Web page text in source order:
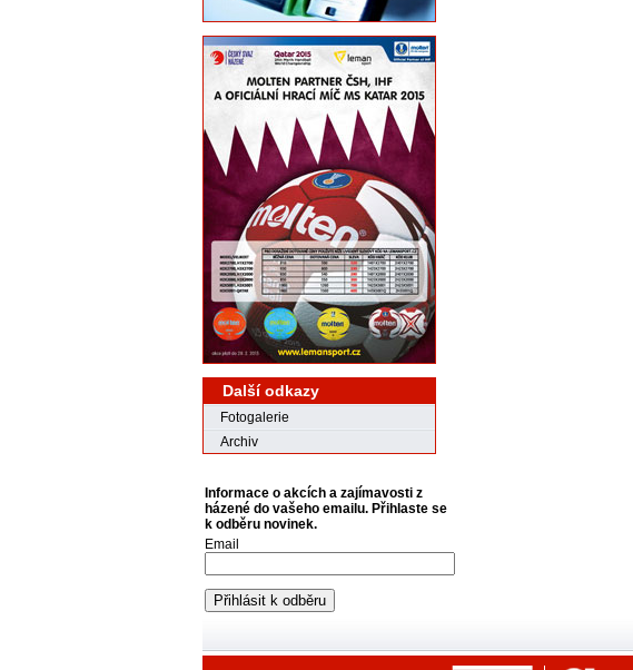
Další odkazy
Fotogalerie
Archiv
Informace o akcích a zajímavosti z
házené do vašeho emailu. Přihlaste se
k odběru novinek.
Email